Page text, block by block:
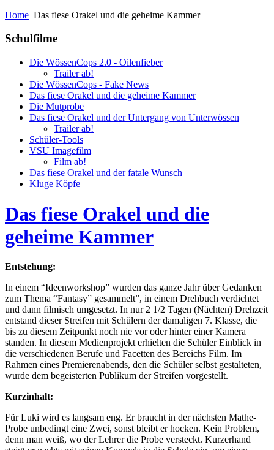
Home Das fiese Orakel und die geheime Kammer
Schulfilme
Die WössenCops 2.0 - Oilenfieber
Trailer ab!
Die WössenCops - Fake News
Das fiese Orakel und die geheime Kammer
Die Mutprobe
Das fiese Orakel und der Untergang von Unterwössen
Trailer ab!
Schüler-Tools
VSU Imagefilm
Film ab!
Das fiese Orakel und der fatale Wunsch
Kluge Köpfe
Das fiese Orakel und die
geheime Kammer
Entstehung:
In einem “Ideenworkshop” wurden das ganze Jahr über Gedanken
zum Thema “Fantasy” gesammelt”, in einem Drehbuch verdichtet
und dann filmisch umgesetzt. In nur 2 1/2 Tagen (Nächten) Drehzeit
entstand dieser Streifen mit Schülern der damaligen 7. Klasse, die
bis zu diesem Zeitpunkt noch nie vor oder hinter einer Kamera
standen. In diesem Medienprojekt erhielten die Schüler Einblick in
die verschiedenen Berufe und Facetten des Bereichs Film. Im
Rahmen eines Premierenabends, den die Schüler selbst gestalteten,
wurde dem begeisterten Publikum der Streifen vorgestellt.
Kurzinhalt:
Für Luki wird es langsam eng. Er braucht in der nächsten Mathe-
Probe unbedingt eine Zwei, sonst bleibt er hocken. Kein Problem,
denn man weiß, wo der Lehrer die Probe versteckt. Kurzerhand